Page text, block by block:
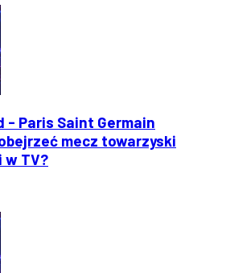
- Paris Saint Germain
mecz towarzyski
w TV?